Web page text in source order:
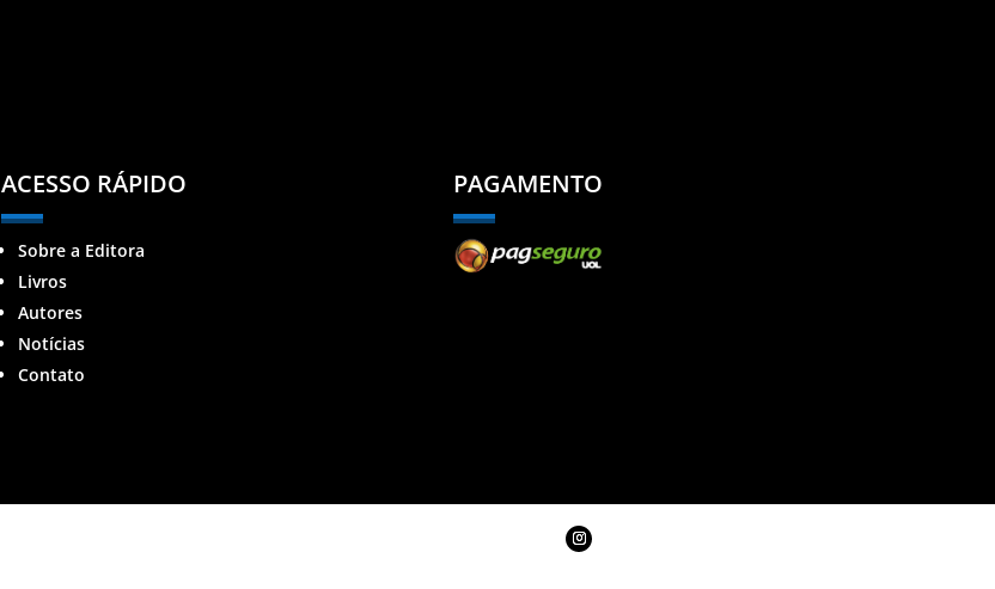
ACESSO RÁPIDO
Sobre a Editora
Livros
Autores
Notícias
Contato
PAGAMENTO